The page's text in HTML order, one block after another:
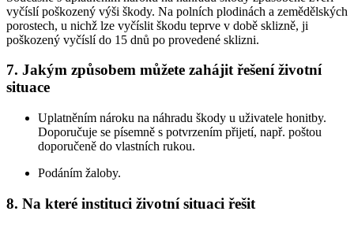
vyčíslí poškozený výši škody. Na polních plodinách a zemědělských
porostech, u nichž lze vyčíslit škodu teprve v době sklizně, ji
poškozený vyčíslí do 15 dnů po provedené sklizni.
7. Jakým způsobem můžete zahájit řešení životní
situace
Uplatněním nároku na náhradu škody u uživatele honitby.
Doporučuje se písemně s potvrzením přijetí, např. poštou
doporučeně do vlastních rukou.
Podáním žaloby.
8. Na které instituci životní situaci řešit